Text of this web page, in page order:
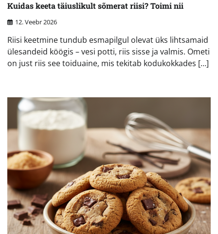
Kuidas keeta täiuslikult sõmerat riisi? Toimi nii
12. Veebr 2026
Riisi keetmine tundub esmapilgul olevat üks lihtsamaid
ülesandeid köögis – vesi potti, riis sisse ja valmis. Ometi
on just riis see toiduaine, mis tekitab kodukokkades […]